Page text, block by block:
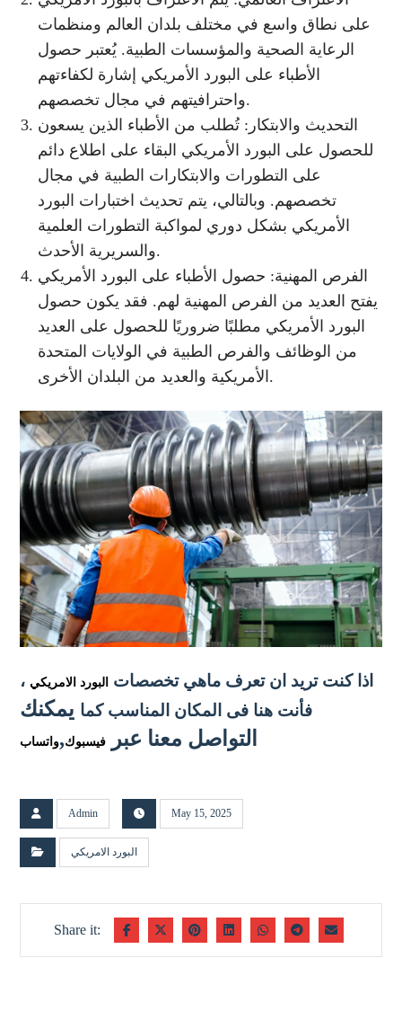
على نطاق واسع في مختلف بلدان العالم ومنظمات
الرعاية الصحية والمؤسسات الطبية. يُعتبر حصول
الأطباء على البورد الأمريكي إشارة لكفاءتهم
واحترافيتهم في مجال تخصصهم.
التحديث والابتكار: تُطلب من الأطباء الذين يسعون
للحصول على البورد الأمريكي البقاء على اطلاع دائم
على التطورات والابتكارات الطبية في مجال
تخصصهم. وبالتالي، يتم تحديث اختبارات البورد
الأمريكي بشكل دوري لمواكبة التطورات العلمية
والسريرية الأحدث.
الفرص المهنية: حصول الأطباء على البورد الأمريكي
يفتح العديد من الفرص المهنية لهم. فقد يكون حصول
البورد الأمريكي مطلبًا ضروريًا للحصول على العديد
من الوظائف والفرص الطبية في الولايات المتحدة
الأمريكية والعديد من البلدان الأخرى.
اذا كنت تريد ان تعرف ماهي تخصصات البورد الامريكي ،
فأنت هنا فى المكان المناسب كما يمكنك
التواصل معنا عبر
فيسبوك,واتساب
Admin May 15, 2025
البورد الامريكي